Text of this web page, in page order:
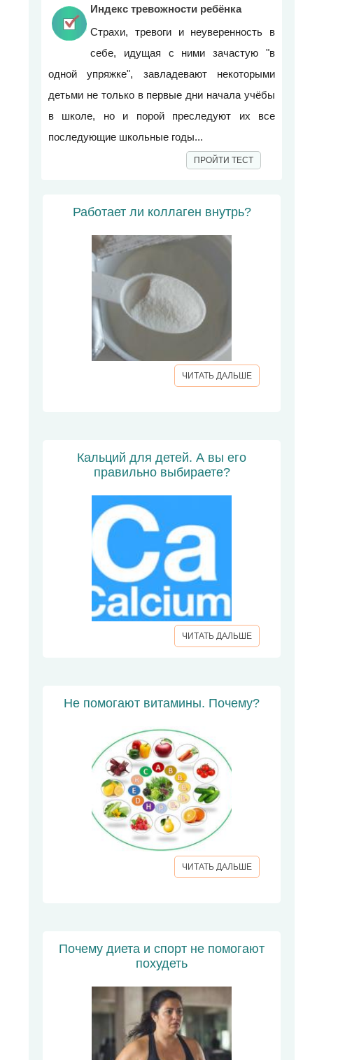
Индекс тревожности ребёнка
Страхи, тревоги и неуверенность в
себе, идущая с ними зачастую "в
одной упряжке", завладевают некоторыми
детьми не только в первые дни начала учёбы
в школе, но и порой преследуют их все
последующие школьные годы...
ПРОЙТИ ТЕСТ
Работает ли коллаген внутрь?
ЧИТАТЬ ДАЛЬШЕ
Кальций для детей. А вы его
правильно выбираете?
ЧИТАТЬ ДАЛЬШЕ
Не помогают витамины. Почему?
ЧИТАТЬ ДАЛЬШЕ
Почему диета и спорт не помогают
похудеть